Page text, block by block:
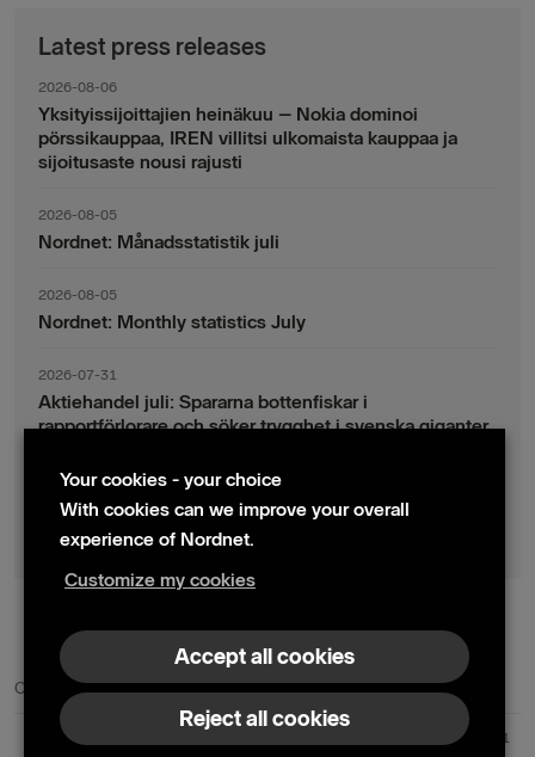
Latest press releases
2026-08-06
Yksityissijoittajien heinäkuu – Nokia dominoi
pörssikauppaa, IREN villitsi ulkomaista kauppaa ja
sijoitusaste nousi rajusti
2026-08-05
Nordnet: Månadsstatistik juli
2026-08-05
Nordnet: Monthly statistics July
2026-07-31
Aktiehandel juli: Spararna bottenfiskar i
rapportförlorare och söker trygghet i svenska giganter
2026-07-30
Fondsparande juli: Vinsthemtagningar i teknik – men
indexsparandet ligger fast
Contact us Press contacts
Nordnet AB (publ) | Box 300 99 | 104 25 Stockholm | Reg. no. 559073-6681
Your cookies - your choice
With cookies can we improve your overall
experience of Nordnet.
Customize my cookies
Accept all cookies
Reject all cookies